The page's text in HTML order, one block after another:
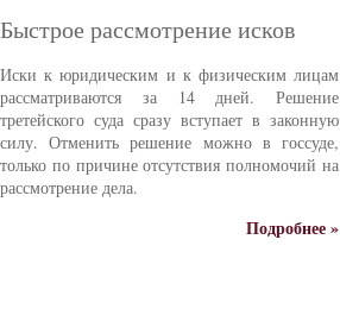
Быстрое рассмотрение исков
Иски к юридическим и к физическим лицам
рассматриваются за 14 дней. Решение
третейского суда сразу вступает в законную
силу. Отменить решение можно в госсуде,
только по причине отсутствия полномочий на
рассмотрение дела.
Подробнее »